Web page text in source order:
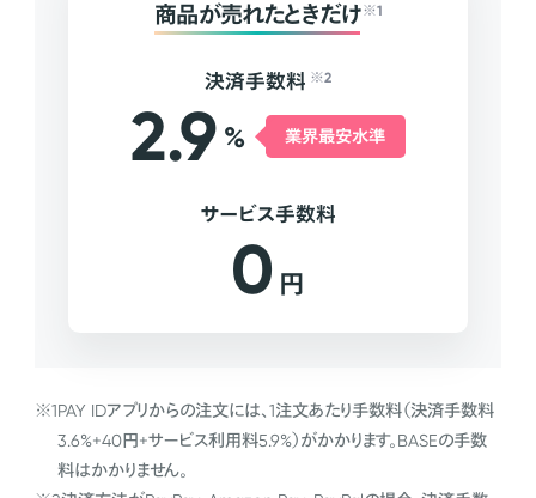
商品が売れたときだけ ※1
決済手数料 ※2
2.9 % 業界最安水準
サービス手数料
0 円
※1PAY IDアプリからの注文には、1注文あたり手数料（決済手数料
3.6%+40円+サービス利用料5.9%）がかかります。BASEの手数
料はかかりません。